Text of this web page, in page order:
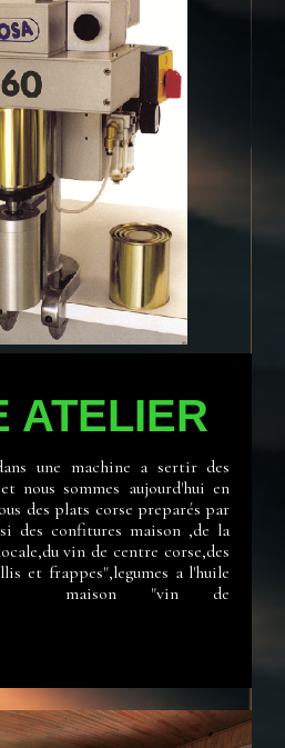
ATELIER
une machine a sertir des
nous sommes aujourd'hui en
des plats corse preparés par
des confitures maison ,de la
vin de centre corse,des
et frappes",legumes a l'huile
maison "vin de